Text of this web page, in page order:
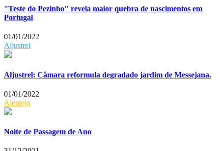
"Teste do Pezinho" revela maior quebra de nascimentos em
Portugal
01/01/2022
Aljustrel
Aljustrel: Câmara reformula degradado jardim de Messejana.
01/01/2022
Alentejo
Noite de Passagem de Ano